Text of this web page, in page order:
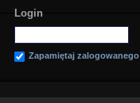
Login
Zapamiętaj zalogowanego